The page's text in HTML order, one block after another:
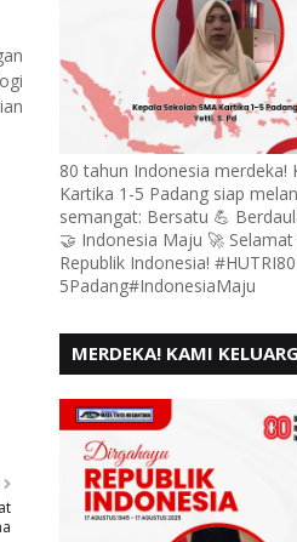
80 tahun Indonesia merdeka!
Kartika 1-5 Padang siap
semangat: Bersatu 💪
🤝 Indonesia Maju 🚀
Republik Indonesia!
5Padang#IndonesiaMaju
MERDEKA! KAMI